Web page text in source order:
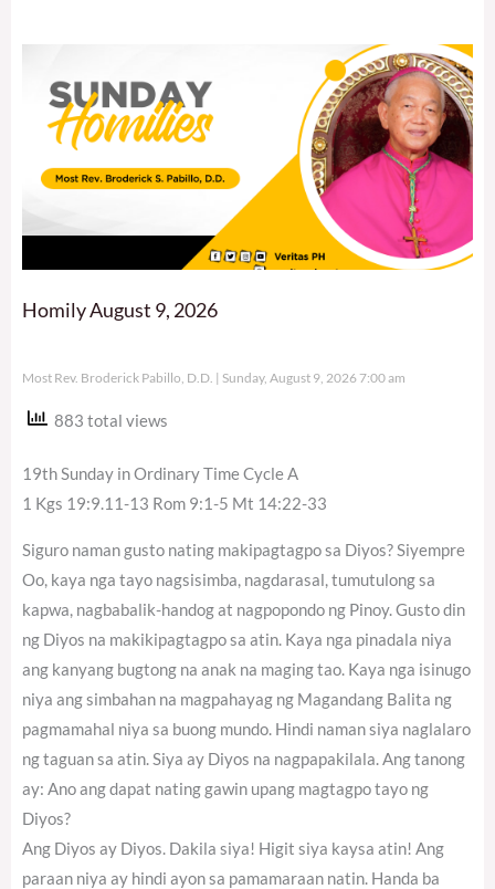
Homily August 9, 2026
Most Rev. Broderick Pabillo, D.D. Sunday, August 9, 2026 7:00 am
883 total views
19th Sunday in Ordinary Time Cycle A
1 Kgs 19:9.11-13 Rom 9:1-5 Mt 14:22-33
Siguro naman gusto nating makipagtagpo sa Diyos? Siyempre
Oo, kaya nga tayo nagsisimba, nagdarasal, tumutulong sa
kapwa, nagbabalik-handog at nagpopondo ng Pinoy. Gusto din
ng Diyos na makikipagtagpo sa atin. Kaya nga pinadala niya
ang kanyang bugtong na anak na maging tao. Kaya nga isinugo
niya ang simbahan na magpahayag ng Magandang Balita ng
pagmamahal niya sa buong mundo. Hindi naman siya naglalaro
ng taguan sa atin. Siya ay Diyos na nagpapakilala. Ang tanong
ay: Ano ang dapat nating gawin upang magtagpo tayo ng
Diyos?
Ang Diyos ay Diyos. Dakila siya! Higit siya kaysa atin! Ang
paraan niya ay hindi ayon sa pamamaraan natin. Handa ba